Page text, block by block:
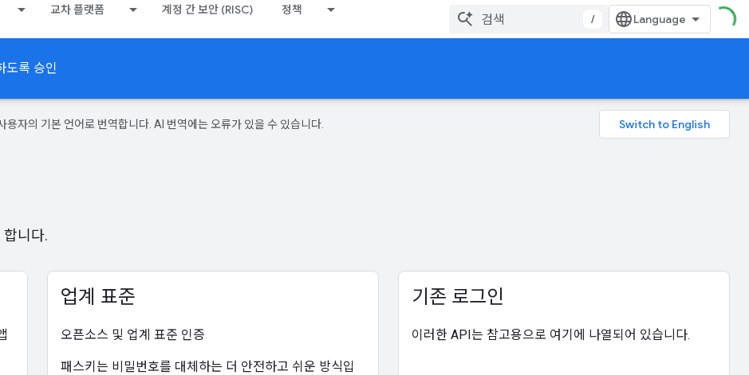
교차 플랫폼 계정 간 보안 (RISC) 정책
/
도록 승인
자의 기본 언어로 번역합니다. AI 번역에는 오류가 있을 수 있습니다.
니다.
업계 표준
오픈소스 및 업계 표준 인증
패스키는 비밀번호를 대체하는 더 안전하고 쉬운 방식입
기존 로그인
이러한 API는 참고용으로 여기에 나열되어 있습니다.